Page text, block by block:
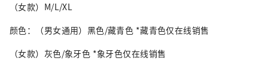
（女款）M/L/XL
颜色：（男女通用）黑色/藏青色 *藏青色仅在线销售
（女款）灰色/象牙色 *象牙色仅在线销售